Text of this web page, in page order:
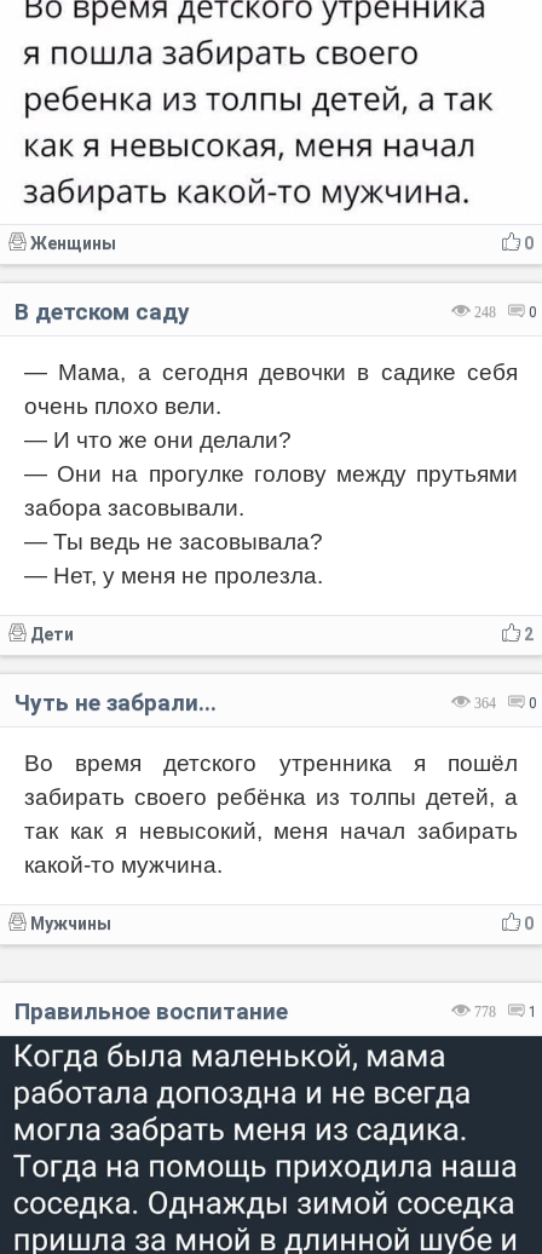
Код: Отмена
0
Женщины
248 0
В детском саду
— Мама, а сегодня девочки в садике себя
очень плохо вели.
— И что же они делали?
— Они на прогулке голову между прутьями
забора засовывали.
— Ты ведь не засовывала?
— Нет, у меня не пролезла.
2
Дети
364 0
Чуть не забрали...
Во время детского утренника я пошёл
забирать своего ребёнка из толпы детей, а
так как я невысокий, меня начал забирать
какой-то мужчина.
0
Мужчины
778 1
Правильное воспитание